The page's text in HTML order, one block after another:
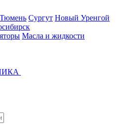
Тюмень Сургут Новый Уренгой
Масла и жидкости